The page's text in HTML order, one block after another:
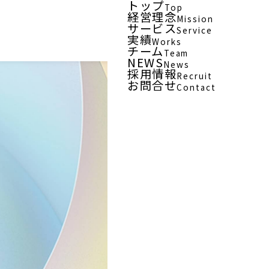
トップTop
経営理念Mission
サービスService
実績Works
チーム Team
NEWSNews
採用情報Recruit
お問合せContact